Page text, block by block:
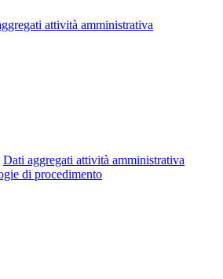
attività amministrativa
Dati aggregati attività amministrativa
di procedimento